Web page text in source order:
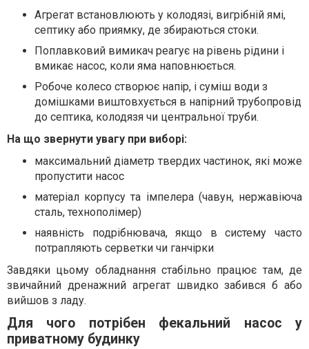
Агрегат встановлюють у колодязі, вигрібній ямі,
септику або приямку, де збираються стоки.
Поплавковий вимикач реагує на рівень рідини і
вмикає насос, коли яма наповнюється.
Робоче колесо створює напір, і суміш води з
домішками виштовхується в напірний трубопровід
до септика, колодязя чи центральної труби.
На що звернути увагу при виборі:
максимальний діаметр твердих частинок, які може
пропустити насос
матеріал корпусу та імпелера (чавун, нержавіюча
сталь, технополімер)
наявність подрібнювача, якщо в систему часто
потрапляють серветки чи ганчірки
Завдяки цьому обладнання стабільно працює там, де
звичайний дренажний агрегат швидко забився б або
вийшов з ладу.
Для чого потрібен фекальний насос у
приватному будинку